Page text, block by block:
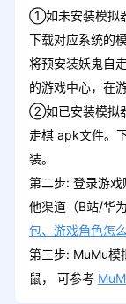
①如未安装模拟
下载对应系统的
将预安装妖鬼自
的游戏中心，在
②如已安装模拟
走棋 apk文件。
装。
第二步: 登录游
他渠道（B站/华
包、游戏角色怎
第三步: MuMu模
鼠， 可参考